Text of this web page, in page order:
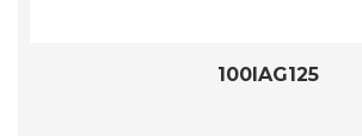
100IAG125